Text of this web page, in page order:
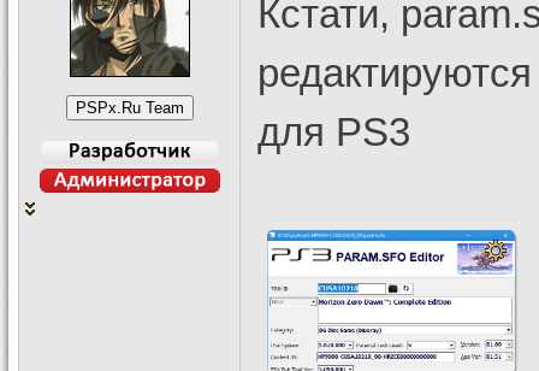
Кстати,
для PS3